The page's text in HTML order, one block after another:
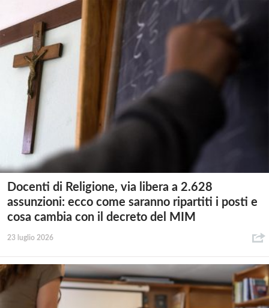
Docenti di Religione, via libera a 2.628
assunzioni: ecco come saranno ripartiti i posti e
cosa cambia con il decreto del MIM
23 luglio 2026